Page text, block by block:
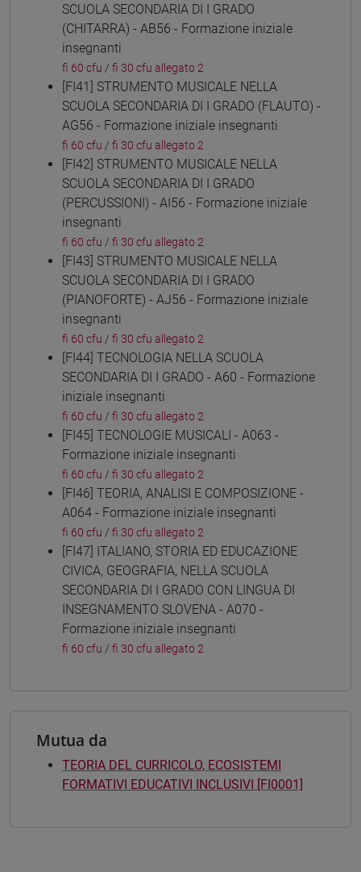
SCUOLA SECONDARIA DI I GRADO
(CHITARRA) - AB56 - Formazione iniziale
insegnanti
fi 60 cfu / fi 30 cfu allegato 2
[FI41] STRUMENTO MUSICALE NELLA
SCUOLA SECONDARIA DI I GRADO (FLAUTO) -
AG56 - Formazione iniziale insegnanti
fi 60 cfu / fi 30 cfu allegato 2
[FI42] STRUMENTO MUSICALE NELLA
SCUOLA SECONDARIA DI I GRADO
(PERCUSSIONI) - AI56 - Formazione iniziale
insegnanti
fi 60 cfu / fi 30 cfu allegato 2
[FI43] STRUMENTO MUSICALE NELLA
SCUOLA SECONDARIA DI I GRADO
(PIANOFORTE) - AJ56 - Formazione iniziale
insegnanti
fi 60 cfu / fi 30 cfu allegato 2
[FI44] TECNOLOGIA NELLA SCUOLA
SECONDARIA DI I GRADO - A60 - Formazione
iniziale insegnanti
fi 60 cfu / fi 30 cfu allegato 2
[FI45] TECNOLOGIE MUSICALI - A063 -
Formazione iniziale insegnanti
fi 60 cfu / fi 30 cfu allegato 2
[FI46] TEORIA, ANALISI E COMPOSIZIONE -
A064 - Formazione iniziale insegnanti
fi 60 cfu / fi 30 cfu allegato 2
[FI47] ITALIANO, STORIA ED EDUCAZIONE
CIVICA, GEOGRAFIA, NELLA SCUOLA
SECONDARIA DI I GRADO CON LINGUA DI
INSEGNAMENTO SLOVENA - A070 -
Formazione iniziale insegnanti
fi 60 cfu / fi 30 cfu allegato 2
Mutua da
TEORIA DEL CURRICOLO, ECOSISTEMI
FORMATIVI EDUCATIVI INCLUSIVI [FI0001]